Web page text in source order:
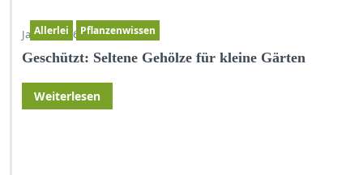
Allerlei Pflanzenwissen
Jan. 17,2026
Geschützt: Seltene Gehölze für kleine Gärten
Weiterlesen